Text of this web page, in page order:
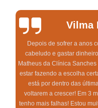
Vilma
Depois de sofrer a anos
cabeludo e gastar dinheiro
Matheus da Clínica Sanches
estar fazendo a escolha
está por dentro das
voltarem a crescer! Em 3
tenho mais falhas! Estou